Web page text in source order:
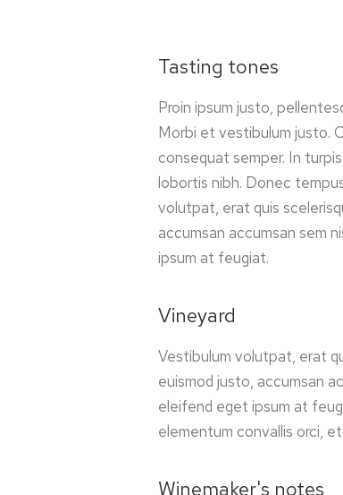
Tasting tones
Proin ipsum justo,
Morbi et vestibulum justo.
consequat semper. In
lobortis nibh. Donec
volutpat, erat quis
accumsan accumsan sem
ipsum at feugiat.
Vineyard
Vestibulum volutpat, erat
euismod justo, accumsan
eleifend eget ipsum at
elementum convallis orci,
Winemaker's notes